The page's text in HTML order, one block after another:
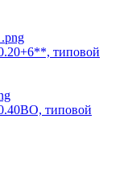
типовой
типовой